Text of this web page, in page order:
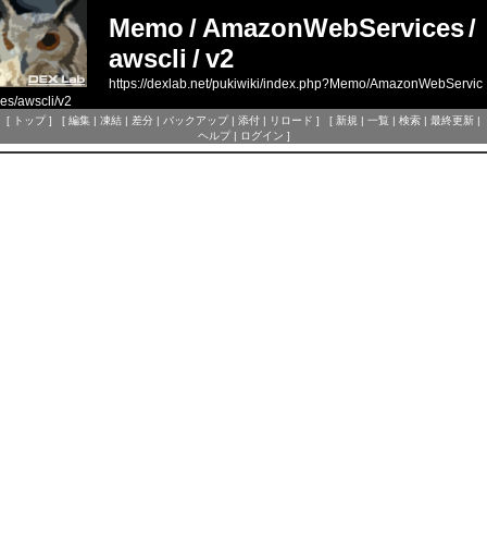
Memo / AmazonWebServices/
awscli /v2
https://dexlab.net/pukiwiki/index.php?Memo/AmazonWebServic
es/awscli/v2
[ トップ] [ 編集 | 凍結 | 差分 | バックアップ| 添付 | リロード ] [ 新規 | 一覧 | 検索 | 最終更新 |
ヘルプ| ログイン ]